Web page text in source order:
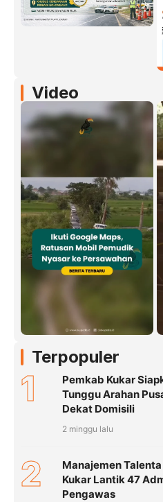
Video
Terpopuler
1
Pemkab Kukar
Tunggu Arahan
Dekat Domisili
2 minggu lalu
2
Manajemen
Kukar Lantik 47
Pengawas